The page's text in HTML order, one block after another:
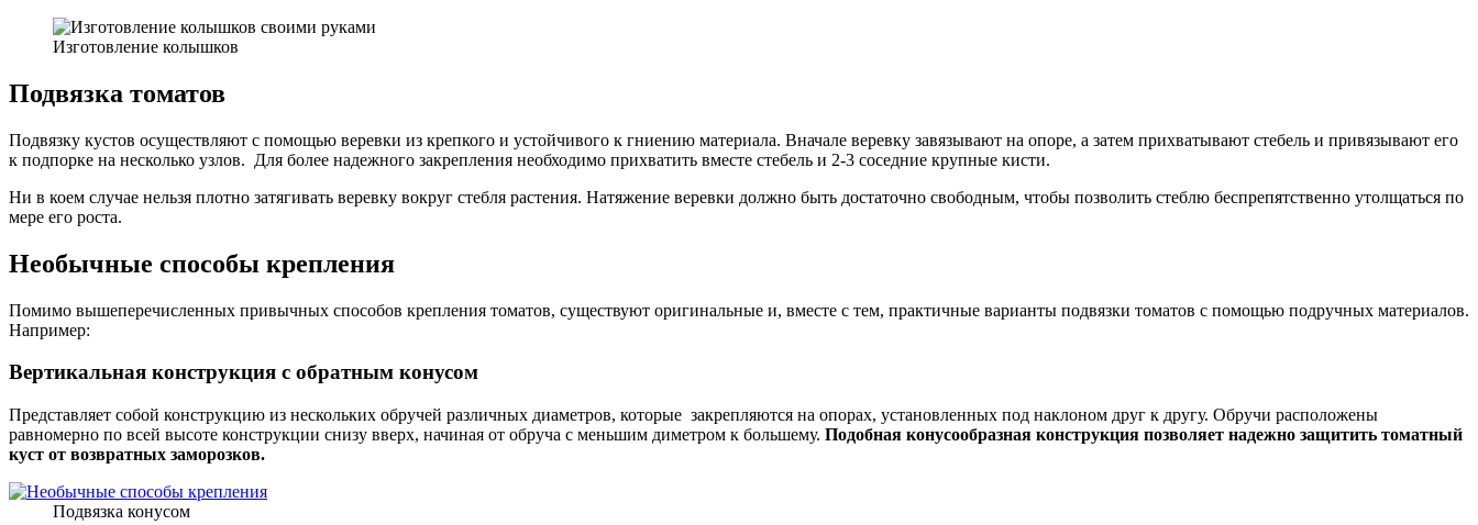
Изготовление колышков
Подвязка томатов
Подвязку кустов осуществляют с помощью веревки из крепкого и устойчивого к гниению материала. Вначале веревку завязывают на опоре, а затем прихватывают стебель и привязывают его
к подпорке на несколько узлов. Для более надежного закрепления необходимо прихватить вместе стебель и 2-3 соседние крупные кисти.
Ни в коем случае нельзя плотно затягивать веревку вокруг стебля растения. Натяжение веревки должно быть достаточно свободным, чтобы позволить стеблю беспрепятственно утолщаться по
мере его роста.
Необычные способы крепления
Помимо вышеперечисленных привычных способов крепления томатов, существуют оригинальные и, вместе с тем, практичные варианты подвязки томатов с помощью подручных материалов.
Например:
Вертикальная конструкция с обратным конусом
Представляет собой конструкцию из нескольких обручей различных диаметров, которые закрепляются на опорах, установленных под наклоном друг к другу. Обручи расположены
равномерно по всей высоте конструкции снизу вверх, начиная от обруча с меньшим диметром к большему. Подобная конусообразная конструкция позволяет надежно защитить томатный
куст от возвратных заморозков.
Подвязка конусом